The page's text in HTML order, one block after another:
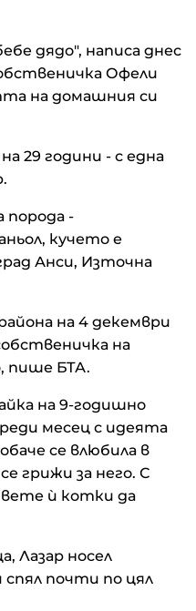
дядо", написа днес
Офели
на домашния си
29 години - с една
порода -
кучето е
Анси, Източна
на 4 декември
на
пише БТА.
на 9-годишно
месец с идеята
се влюбила в
грижи за него. С
ѝ котки да
Лазар носел
спял почти по цял